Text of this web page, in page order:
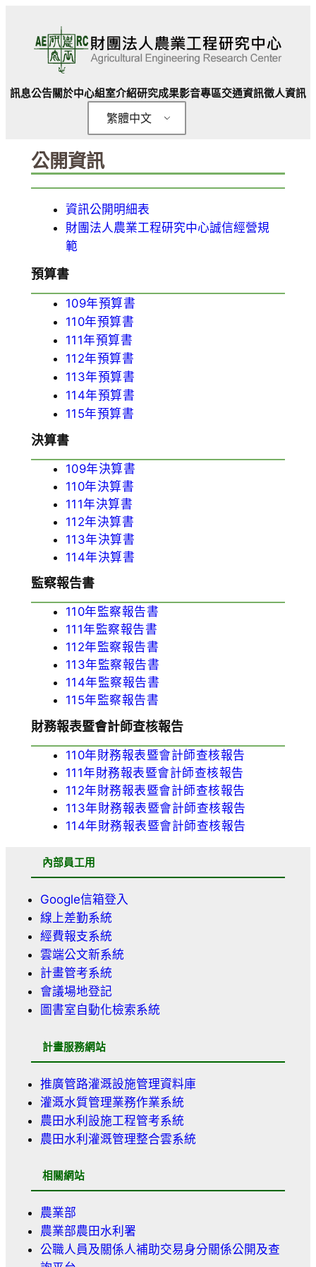
內
訊息公告關於中心組室介紹研究成果影音專區交通資訊徵人資訊
繁體中文
公開資訊
資訊公開明細表
財團法人農業工程研究中心誠信經營規
範
預算書
109年預算書
110年預算書
111年預算書
112年預算書
113年預算書
114年預算書
115年預算書
決算書
109年決算書
110年決算書
111年決算書
112年決算書
113年決算書
114年決算書
監察報告書
110年監察報告書
111年監察報告書
112年監察報告書
113年監察報告書
114年監察報告書
115年監察報告書
財務報表暨會計師查核報告
110年財務報表暨會計師查核報告
111年財務報表暨會計師查核報告
112年財務報表暨會計師查核報告
113年財務報表暨會計師查核報告
114年財務報表暨會計師查核報告
內部員工用
Google信箱登入
線上差勤系統
經費報支系統
雲端公文新系統
計畫管考系統
會議場地登記
圖書室自動化檢索系統
計畫服務網站
推廣管路灌溉設施管理資料庫
灌溉水質管理業務作業系統
農田水利設施工程管考系統
農田水利灌溉管理整合雲系統
相關網站
農業部
農業部農田水利署
公職人員及關係人補助交易身分關係公開及查